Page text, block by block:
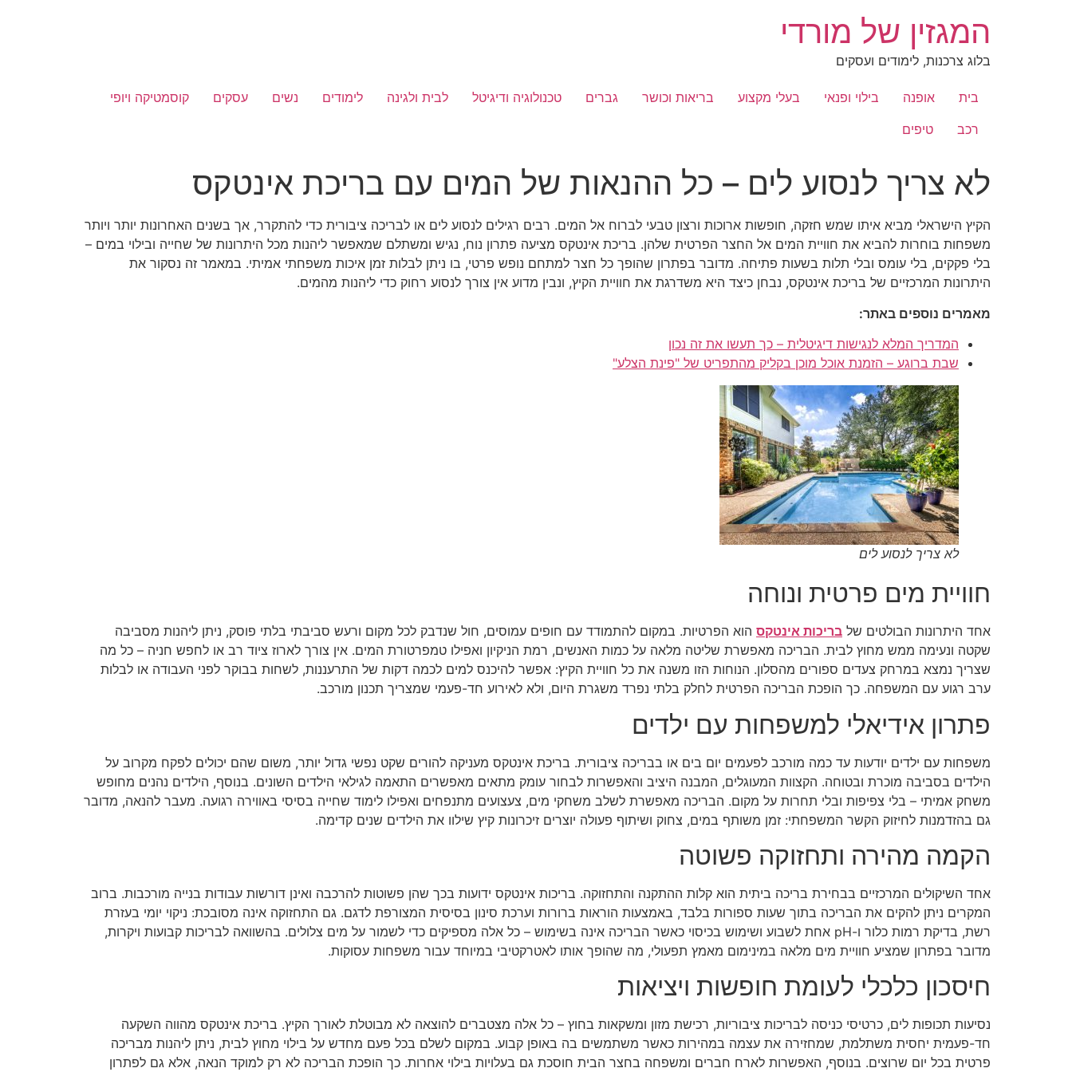
המגזין של מורדי
בלוג צרכנות, לימודים ועסקים
בית אופנה בילוי ופנאי בעלי מקצוע בריאות וכושר גברים טכנולוגיה ודיגיטל לבית ולגינה לימודים נשים עסקים
קוסמטיקה ויופי
רכב
טיפים
לא צריך לנסוע לים – כל ההנאות של המים עם בריכת אינטקס
הקיץ הישראלי מביא איתו שמש חזקה, חופשות ארוכות ורצון טבעי לברוח אל המים. רבים רגילים לנסוע לים או לבריכה ציבורית כדי להתקרר, אך בשנים האחרונות יותר ויותר
משפחות בוחרות להביא את חוויית המים אל החצר הפרטית שלהן. בריכת אינטקס מציעה פתרון נוח, נגיש ומשתלם שמאפשר ליהנות מכל היתרונות של שחייה ובילוי במים –
בלי פקקים, בלי עומס ובלי תלות בשעות פתיחה. מדובר בפתרון שהופך כל חצר למתחם נופש פרטי, בו ניתן לבלות זמן איכות משפחתי אמיתי. במאמר זה נסקור את
היתרונות המרכזיים של בריכת אינטקס, נבחן כיצד היא משדרגת את חוויית הקיץ, ונבין מדוע אין צורך לנסוע רחוק כדי ליהנות מהמים.
מאמרים נוספים באתר:
המדריך המלא לנגישות דיגיטלית – כך תעשו את זה נכון
שבת ברוגע – הזמנת אוכל מוכן בקליק מהתפריט של "פינת הצלע"
לא צריך לנסוע לים
חוויית מים פרטית ונוחה
אחד היתרונות הבולטים של בריכות אינטקס הוא הפרטיות. במקום להתמודד עם חופים עמוסים, חול שנדבק לכל מקום ורעש סביבתי בלתי פוסק, ניתן ליהנות מסביבה
שקטה ונעימה ממש מחוץ לבית. הבריכה מאפשרת שליטה מלאה על כמות האנשים, רמת הניקיון ואפילו טמפרטורת המים. אין צורך לארוז ציוד רב או לחפש חניה – כל מה
שצריך נמצא במרחק צעדים ספורים מהסלון. הנוחות הזו משנה את כל חוויית הקיץ: אפשר להיכנס למים לכמה דקות של התרעננות, לשחות בבוקר לפני העבודה או לבלות
ערב רגוע עם המשפחה. כך הופכת הבריכה הפרטית לחלק בלתי נפרד משגרת היום, ולא לאירוע חד-פעמי שמצריך תכנון מורכב.
פתרון אידיאלי למשפחות עם ילדים
משפחות עם ילדים יודעות עד כמה מורכב לפעמים יום בים או בבריכה ציבורית. בריכת אינטקס מעניקה להורים שקט נפשי גדול יותר, משום שהם יכולים לפקח מקרוב על
הילדים בסביבה מוכרת ובטוחה. הקצוות המעוגלים, המבנה היציב והאפשרות לבחור עומק מתאים מאפשרים התאמה לגילאי הילדים השונים. בנוסף, הילדים נהנים מחופש
משחק אמיתי – בלי צפיפות ובלי תחרות על מקום. הבריכה מאפשרת לשלב משחקי מים, צעצועים מתנפחים ואפילו לימוד שחייה בסיסי באווירה רגועה. מעבר להנאה, מדובר
גם בהזדמנות לחיזוק הקשר המשפחתי: זמן משותף במים, צחוק ושיתוף פעולה יוצרים זיכרונות קיץ שילוו את הילדים שנים קדימה.
הקמה מהירה ותחזוקה פשוטה
אחד השיקולים המרכזיים בבחירת בריכה ביתית הוא קלות ההתקנה והתחזוקה. בריכות אינטקס ידועות בכך שהן פשוטות להרכבה ואינן דורשות עבודות בנייה מורכבות. ברוב
המקרים ניתן להקים את הבריכה בתוך שעות ספורות בלבד, באמצעות הוראות ברורות וערכת סינון בסיסית המצורפת לדגם. גם התחזוקה אינה מסובכת: ניקוי יומי בעזרת
רשת, בדיקת רמות כלור ו-pH אחת לשבוע ושימוש בכיסוי כאשר הבריכה אינה בשימוש – כל אלה מספיקים כדי לשמור על מים צלולים. בהשוואה לבריכות קבועות ויקרות,
מדובר בפתרון שמציע חוויית מים מלאה במינימום מאמץ תפעולי, מה שהופך אותו לאטרקטיבי במיוחד עבור משפחות עסוקות.
חיסכון כלכלי לעומת חופשות ויציאות
נסיעות תכופות לים, כרטיסי כניסה לבריכות ציבוריות, רכישת מזון ומשקאות בחוץ – כל אלה מצטברים להוצאה לא מבוטלת לאורך הקיץ. בריכת אינטקס מהווה השקעה
חד-פעמית יחסית משתלמת, שמחזירה את עצמה במהירות כאשר משתמשים בה באופן קבוע. במקום לשלם בכל פעם מחדש על בילוי מחוץ לבית, ניתן ליהנות מבריכה
פרטית בכל יום שרוצים. בנוסף, האפשרות לארח חברים ומשפחה בחצר הבית חוסכת גם בעלויות בילוי אחרות. כך הופכת הבריכה לא רק למוקד הנאה, אלא גם לפתרון